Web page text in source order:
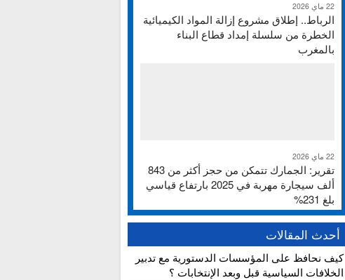
22 ماي 2026
الرباط.. إطلاق مشروع إزالة المواد الكيميائية
الخطرة من سلسلة إمداد قطاع البناء
بالمغرب
22 ماي 2026
تقرير: الجمارك تتمكن من حجز أكثر من 843
ألف سيجارة مهربة في 2025 بارتفاع قياسي
بلغ 231%
أحدث المقالات
كيف نحافظ على المؤسسات الدستورية مع تدبير
الخلافات السياسية قبل وبعد الإنتخابات ؟